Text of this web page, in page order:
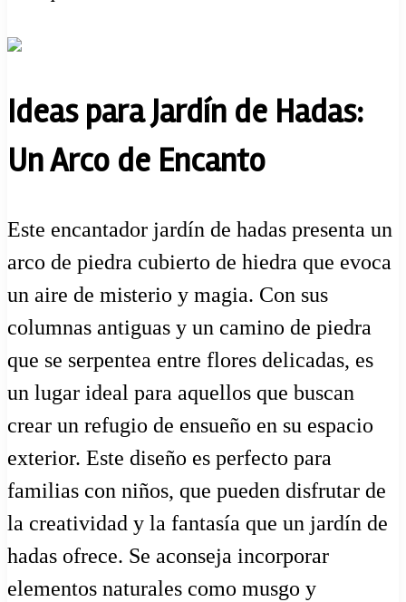
Ideas para Jardín de Hadas:
Un Arco de Encanto
Este encantador jardín de hadas presenta un
arco de piedra cubierto de hiedra que evoca
un aire de misterio y magia. Con sus
columnas antiguas y un camino de piedra
que se serpentea entre flores delicadas, es
un lugar ideal para aquellos que buscan
crear un refugio de ensueño en su espacio
exterior. Este diseño es perfecto para
familias con niños, que pueden disfrutar de
la creatividad y la fantasía que un jardín de
hadas ofrece. Se aconseja incorporar
elementos naturales como musgo y